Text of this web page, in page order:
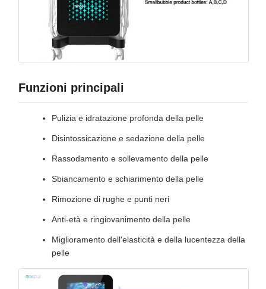
Funzioni principali
Pulizia e idratazione profonda della pelle
Disintossicazione e sedazione della pelle
Rassodamento e sollevamento della pelle
Sbiancamento e schiarimento della pelle
Rimozione di rughe e punti neri
Anti-età e ringiovanimento della pelle
Miglioramento dell'elasticità e della lucentezza della
pelle